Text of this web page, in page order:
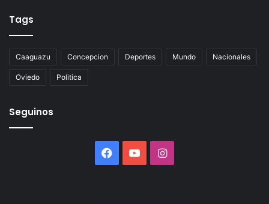
Tags
Caaguazu Concepcion Deportes Mundo Nacionales
Oviedo Politica
Seguinos
Facebook
YouTubeInstagram